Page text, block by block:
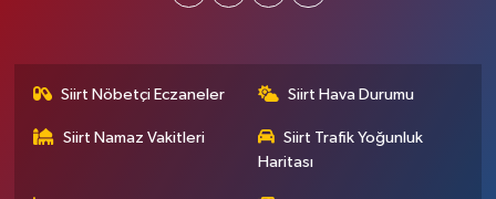
Siirt Nöbetçi Eczaneler Siirt Hava Durumu
Siirt Namaz Vakitleri
Siirt Trafik Yoğunluk
Haritası